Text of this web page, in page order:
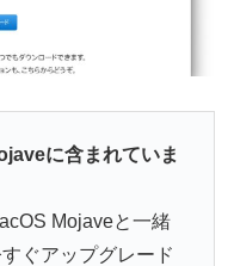
に含まれていま
Mojaveと一緒
ぐアップグレード